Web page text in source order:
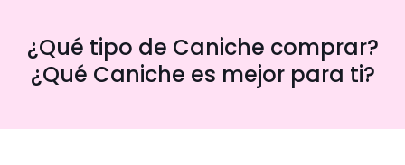
¿Qué tipo de Caniche comprar?
¿Qué Caniche es mejor para ti?